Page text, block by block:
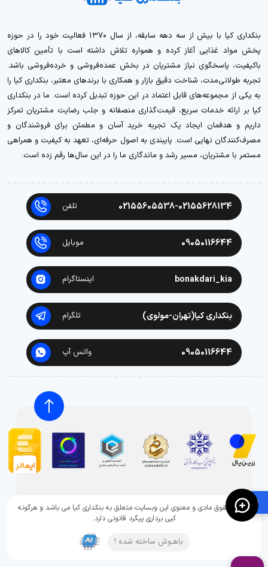
🛍️
بنکداری کیا با بیش از سه دهه سابقه، از سال ۱۳۷۰ فعالیت خود را در حوزه
پخش مواد غذایی آغاز کرده و همواره تلاش داشته است با تأمین کالاهای
باکیفیت، پاسخگوی نیاز مشتریان در بخش عمده‌فروشی و خرده‌فروشی باشد.
تجربه طولانی‌مدت، شناخت دقیق بازار و همکاری با برندهای معتبر، بنکداری کیا را
به یکی از مجموعه‌های قابل اعتماد در این حوزه تبدیل کرده است. ما در بنکداری
کیا بر ارائه خدمات سریع، قیمت‌گذاری منصفانه و جلب رضایت مشتریان تمرکز
داریم و هدفمان ایجاد یک تجربه خرید آسان و مطمئن برای فروشندگان و
مصرف‌کنندگان نهایی است. پایبندی به اصول حرفه‌ای، تعهد به کیفیت و همراهی
مستمر با مشتریان، مسیر رشد و ماندگاری ما را در این سال‌ها رقم زده است.
02155605538-02155628134 تلفن
09050116644 موبایل
bonakdari_kia اینستاگرام
بنکداری کیا(تهران-مولوی) تلگرام
09050116644 واتس آپ
تمامی حقوق مادی و معنوی این وبسایت متعلق به بنکداری کیا می باشد و هرگونه
کپی برداری پیگرد قانونی دارد.
باهـوش ساخته شده !